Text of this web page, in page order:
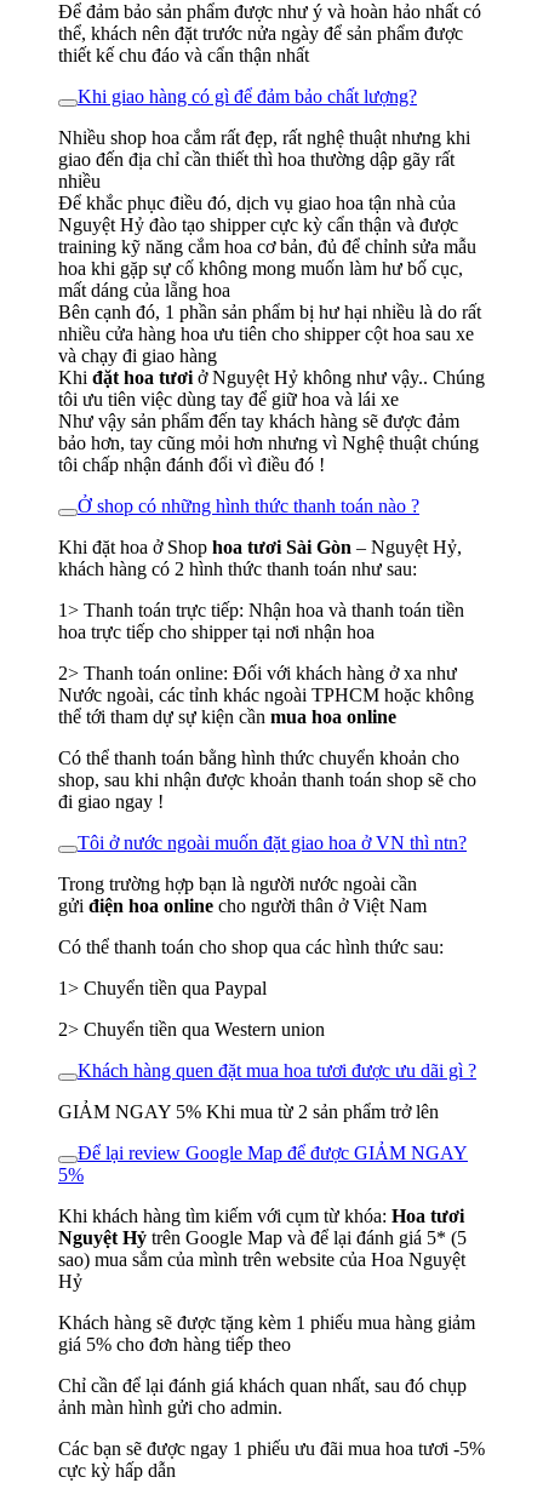
Để đảm bảo sản phẩm được như ý và hoàn hảo nhất có
thể, khách nên đặt trước nửa ngày để sản phẩm được
thiết kế chu đáo và cẩn thận nhất
Khi giao hàng có gì để đảm bảo chất lượng?
Nhiều shop hoa cắm rất đẹp, rất nghệ thuật nhưng khi
giao đến địa chỉ cần thiết thì hoa thường dập gãy rất
nhiều
Để khắc phục điều đó, dịch vụ giao hoa tận nhà của
Nguyệt Hỷ đào tạo shipper cực kỳ cẩn thận và được
training kỹ năng cắm hoa cơ bản, đủ để chỉnh sửa mẫu
hoa khi gặp sự cố không mong muốn làm hư bố cục,
mất dáng của lẵng hoa
Bên cạnh đó, 1 phần sản phẩm bị hư hại nhiều là do rất
nhiều cửa hàng hoa ưu tiên cho shipper cột hoa sau xe
và chạy đi giao hàng
Khi đặt hoa tươi ở Nguyệt Hỷ không như vậy.. Chúng
tôi ưu tiên việc dùng tay để giữ hoa và lái xe
Như vậy sản phẩm đến tay khách hàng sẽ được đảm
bảo hơn, tay cũng mỏi hơn nhưng vì Nghệ thuật chúng
tôi chấp nhận đánh đổi vì điều đó !
Ở shop có những hình thức thanh toán nào ?
Khi đặt hoa ở Shop hoa tươi Sài Gòn – Nguyệt Hỷ,
khách hàng có 2 hình thức thanh toán như sau:
1> Thanh toán trực tiếp: Nhận hoa và thanh toán tiền
hoa trực tiếp cho shipper tại nơi nhận hoa
2> Thanh toán online: Đối với khách hàng ở xa như
Nước ngoài, các tỉnh khác ngoài TPHCM hoặc không
thể tới tham dự sự kiện cần mua hoa online
Có thể thanh toán bằng hình thức chuyển khoản cho
shop, sau khi nhận được khoản thanh toán shop sẽ cho
đi giao ngay !
Tôi ở nước ngoài muốn đặt giao hoa ở VN thì ntn?
Trong trường hợp bạn là người nước ngoài cần
gửi điện hoa online cho người thân ở Việt Nam
Có thể thanh toán cho shop qua các hình thức sau:
1> Chuyển tiền qua Paypal
2> Chuyển tiền qua Western union
Khách hàng quen đặt mua hoa tươi được ưu dãi gì ?
GIẢM NGAY 5% Khi mua từ 2 sản phẩm trở lên
Để lại review Google Map để được GIẢM NGAY
5%
Khi khách hàng tìm kiếm với cụm từ khóa: Hoa tươi
Nguyệt Hỷ trên Google Map và để lại đánh giá 5* (5
sao) mua sắm của mình trên website của Hoa Nguyệt
Hỷ
Khách hàng sẽ được tặng kèm 1 phiếu mua hàng giảm
giá 5% cho đơn hàng tiếp theo
Chỉ cần để lại đánh giá khách quan nhất, sau đó chụp
ảnh màn hình gửi cho admin.
Các bạn sẽ được ngay 1 phiếu ưu đãi mua hoa tươi -5%
cực kỳ hấp dẫn